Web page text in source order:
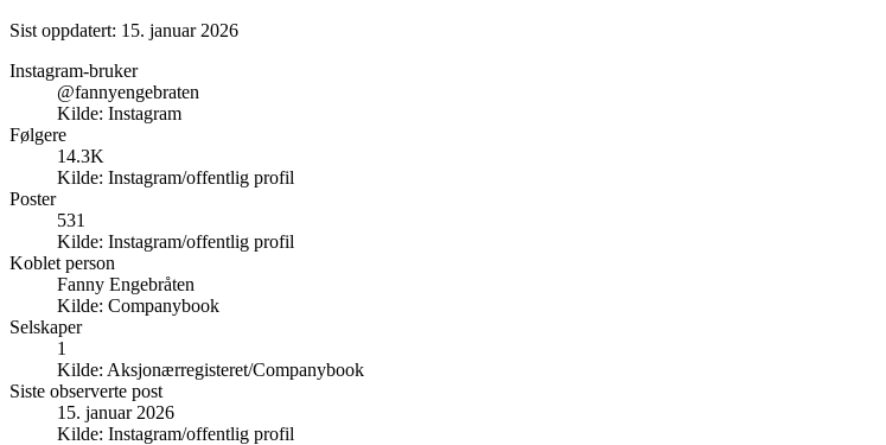
Sist oppdatert: 15. januar 2026
Instagram-bruker
@fannyengebraten
Kilde: Instagram
Følgere
14.3K
Kilde: Instagram/offentlig profil
Poster
531
Kilde: Instagram/offentlig profil
Koblet person
Fanny Engebråten
Kilde: Companybook
Selskaper
1
Kilde: Aksjonærregisteret/Companybook
Siste observerte post
15. januar 2026
Kilde: Instagram/offentlig profil